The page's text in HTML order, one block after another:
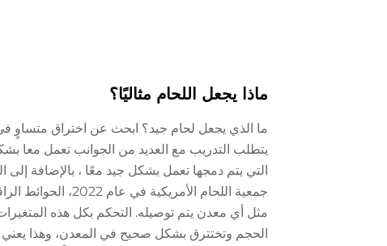
ماذا يجعل اللحام مثاليًا؟
ما الذي يجعل لحام جيد؟ ابحث عن اختراق متساوٍ
يتطلب التدريب مع العديد من الجوانب تعمل معا
التي يتم دمجها تعمل بشكل جيد معًا ، بالإضافة
جمعية اللحام
مثل أي معدن يتم توصيله. التحكم بكل هذه
الحجم وتختترق بشكل صحيح في المعدن، وهذا